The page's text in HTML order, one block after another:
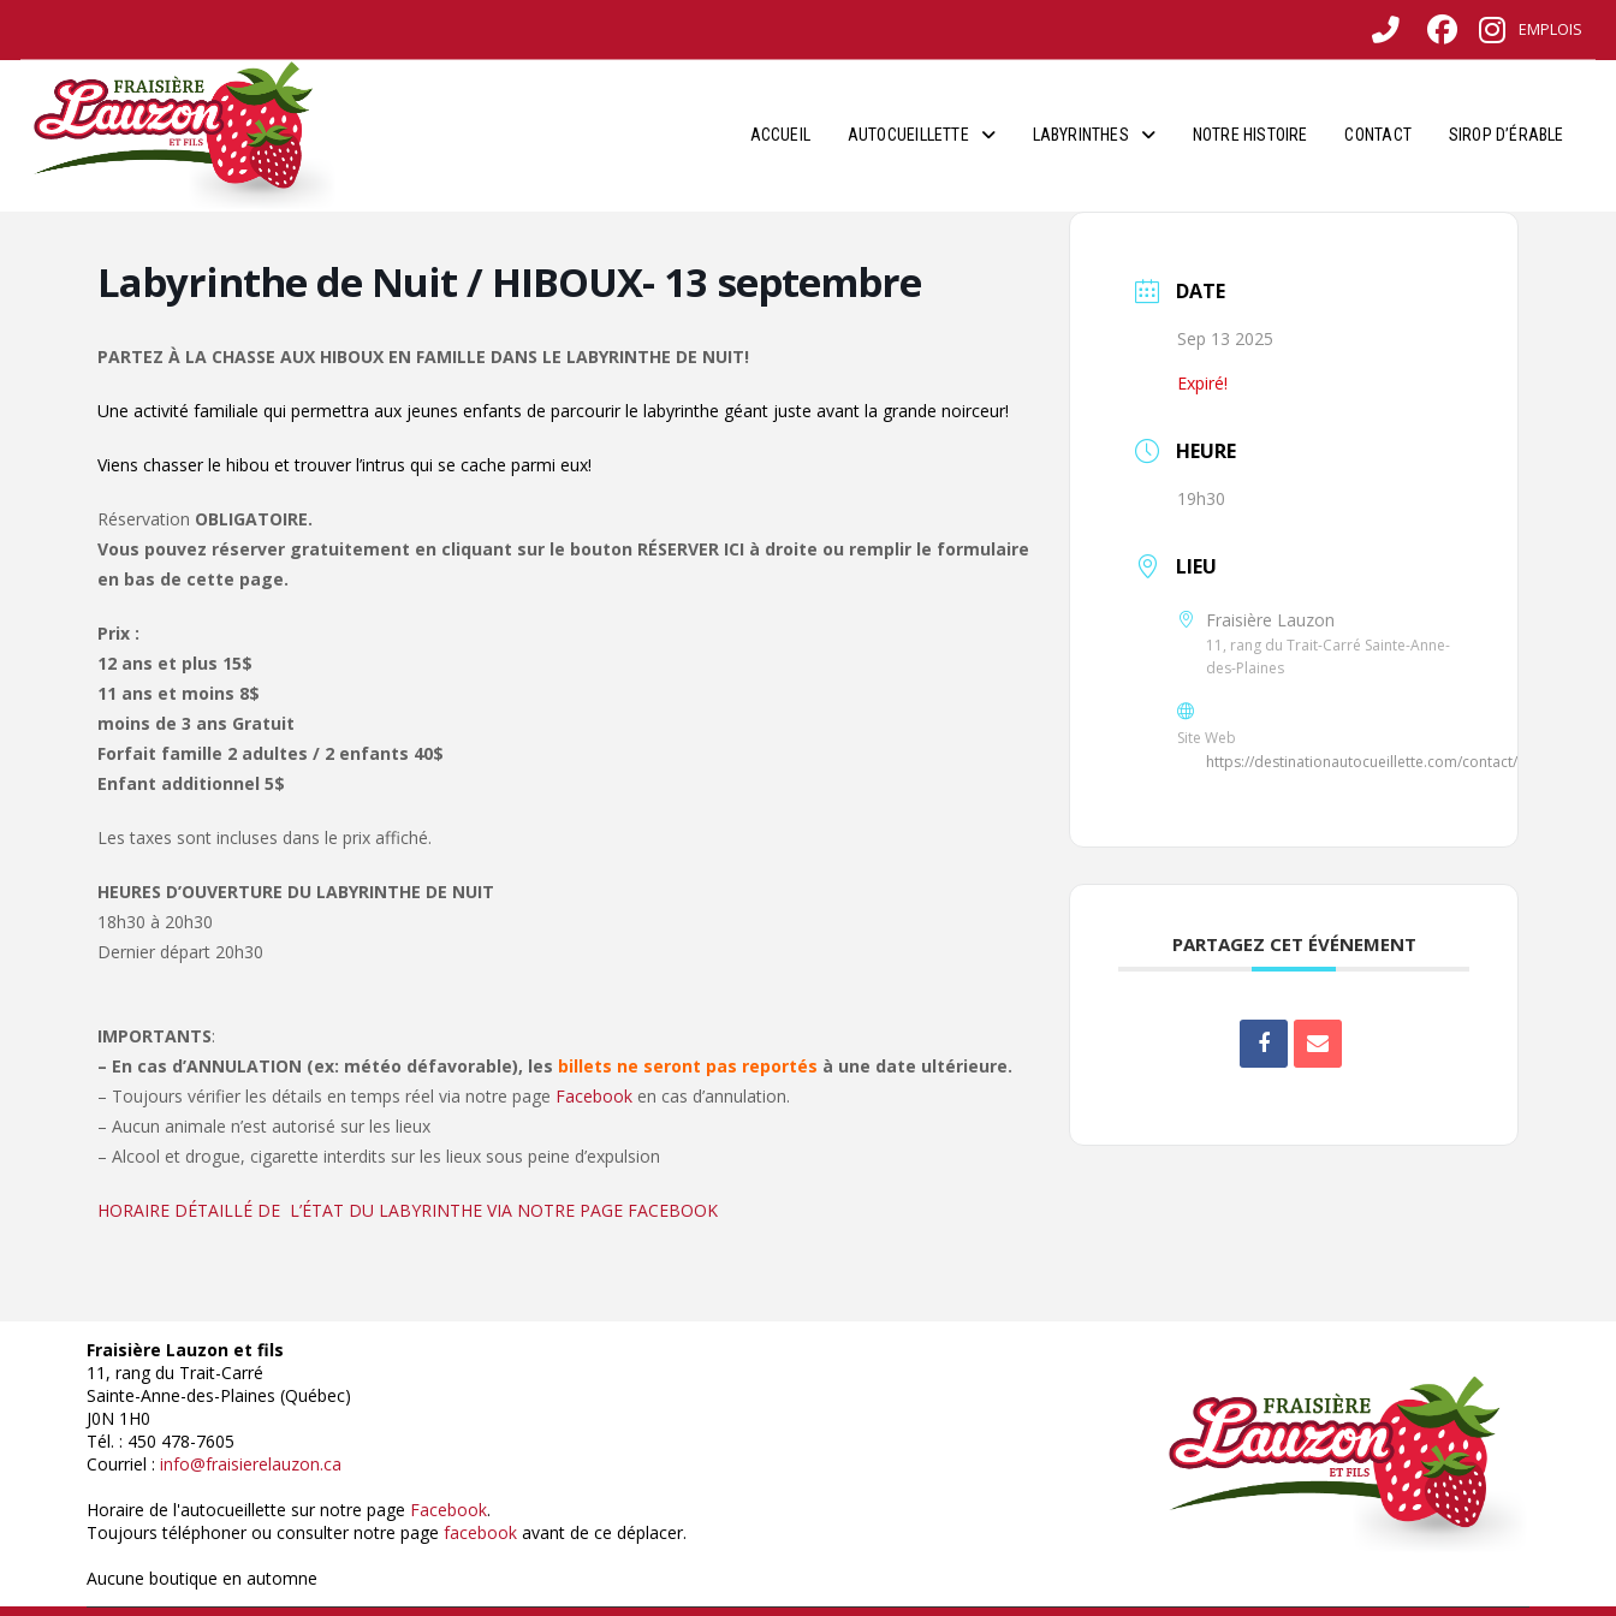
EMPLOIS
ACCUEIL AUTOCUEILLETTE LABYRINTHES NOTRE HISTOIRE CONTACT SIROP D’ÉRABLE
Labyrinthe de Nuit / HIBOUX- 13 septembre
PARTEZ À LA CHASSE AUX HIBOUX EN FAMILLE DANS LE LABYRINTHE DE NUIT!
Une activité familiale qui permettra aux jeunes enfants de parcourir le labyrinthe géant juste avant la grande noirceur!
Viens chasser le hibou et trouver l’intrus qui se cache parmi eux!
Réservation OBLIGATOIRE.
Vous pouvez réserver gratuitement en cliquant sur le bouton RÉSERVER ICI à droite ou remplir le formulaire
en bas de cette page.
Prix :
12 ans et plus 15$
11 ans et moins 8$
moins de 3 ans Gratuit
Forfait famille 2 adultes / 2 enfants 40$
Enfant additionnel 5$
Les taxes sont incluses dans le prix affiché.
HEURES D’OUVERTURE DU LABYRINTHE DE NUIT
18h30 à 20h30
Dernier départ 20h30
IMPORTANTS:
– En cas d’ANNULATION (ex: météo défavorable), les billets ne seront pas reportés à une date ultérieure.
– Toujours vérifier les détails en temps réel via notre page Facebooken cas d’annulation.
– Aucun animale n’est autorisé sur les lieux
– Alcool et drogue, cigarette interdits sur les lieux sous peine d’expulsion
HORAIRE DÉTAILLÉ DE L’ÉTAT DU LABYRINTHE VIA NOTRE PAGE FACEBOOK
DATE
Sep 13 2025
Expiré!
HEURE
19h30
LIEU
Fraisière Lauzon
11, rang du Trait-Carré Sainte-Anne-
des-Plaines
Site Web
https://destinationautocueillette.com/contact/
PARTAGEZ CET ÉVÉNEMENT
Fraisière Lauzon et fils
11, rang du Trait-Carré
Sainte-Anne-des-Plaines (Québec)
J0N 1H0
Tél. : 450 478-7605
Courriel : info@fraisierelauzon.ca
Horaire de l'autocueillette sur notre page Facebook.
Toujours téléphoner ou consulter notre page facebook avant de ce déplacer.
Aucune boutique en automne